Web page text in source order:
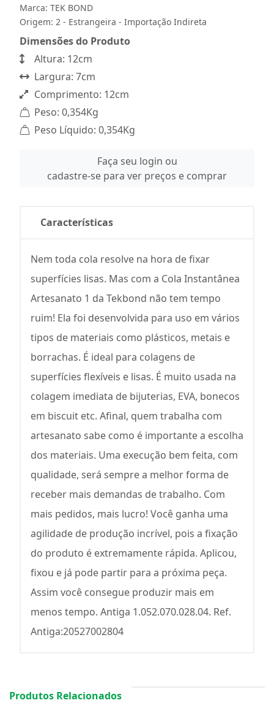
Marca: TEK BOND
Origem: 2 - Estrangeira - Importação Indireta
Dimensões do Produto
Altura: 12cm
Largura: 7cm
Comprimento: 12cm
Peso: 0,354Kg
Peso Líquido: 0,354Kg
Faça seu login ou
cadastre-se para ver preços e comprar
Características
Nem toda cola resolve na hora de fixar
superfícies lisas. Mas com a Cola Instantânea
Artesanato 1 da Tekbond não tem tempo
ruim! Ela foi desenvolvida para uso em vários
tipos de materiais como plásticos, metais e
borrachas. É ideal para colagens de
superfícies flexíveis e lisas. É muito usada na
colagem imediata de bijuterias, EVA, bonecos
em biscuit etc. Afinal, quem trabalha com
artesanato sabe como é importante a escolha
dos materiais. Uma execução bem feita, com
qualidade, será sempre a melhor forma de
receber mais demandas de trabalho. Com
mais pedidos, mais lucro! Você ganha uma
agilidade de produção incrível, pois a fixação
do produto é extremamente rápida. Aplicou,
fixou e já pode partir para a próxima peça.
Assim você consegue produzir mais em
menos tempo. Antiga 1.052.070.028.04. Ref.
Antiga:20527002804
Produtos Relacionados